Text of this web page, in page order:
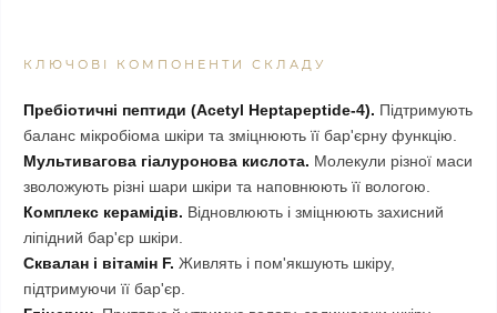
КЛЮЧОВІ КОМПОНЕНТИ СКЛАДУ
Пребіотичні пептиди (Acetyl Heptapeptide-4). Підтримують
баланс мікробіома шкіри та зміцнюють її бар'єрну функцію.
Мультивагова гіалуронова кислота. Молекули різної маси
зволожують різні шари шкіри та наповнюють її вологою.
Комплекс керамідів. Відновлюють і зміцнюють захисний
ліпідний бар'єр шкіри.
Сквалан і вітамін F. Живлять і пом'якшують шкіру,
підтримуючи її бар'єр.